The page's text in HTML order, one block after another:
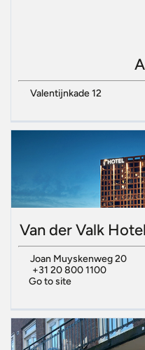
Valentijnkade 12
Van der Valk
Joan Muyskenweg 20
+31 20 800 1100
Go to site